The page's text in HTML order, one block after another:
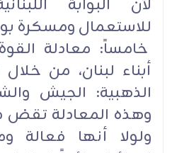
لأن البوابة
للاستعمال ومسكرة
خامساً: معادلة
أبناء لبنان، من خلال
الذهبية: الجيش
وهذه المعادلة تقض
ولولا أنها فعالة